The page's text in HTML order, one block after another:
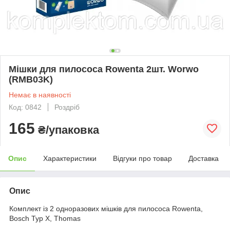
Мішки для пилососа Rowenta 2шт. Worwo
(RMB03K)
Немає в наявності
Код: 0842
Роздріб
165 ₴/упаковка
Опис Характеристики Відгуки про товар Доставка
Опис
Комплект із 2 одноразових мішків для пилососа Rowenta,
Bosch Typ X, Thomas